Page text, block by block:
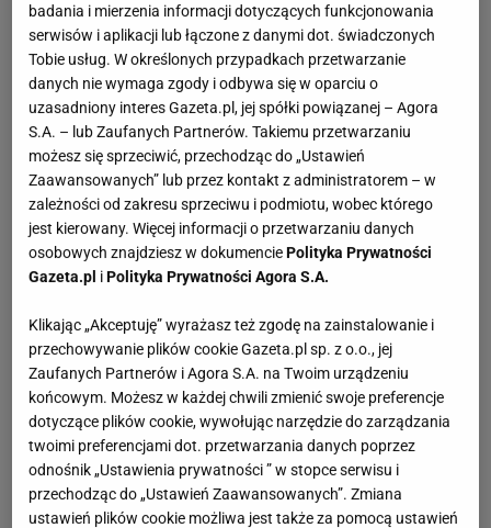
badania i mierzenia informacji dotyczących funkcjonowania
serwisów i aplikacji lub łączone z danymi dot. świadczonych
Tobie usług. W określonych przypadkach przetwarzanie
danych nie wymaga zgody i odbywa się w oparciu o
uzasadniony interes Gazeta.pl, jej spółki powiązanej – Agora
S.A. – lub Zaufanych Partnerów. Takiemu przetwarzaniu
możesz się sprzeciwić, przechodząc do „Ustawień
Zaawansowanych” lub przez kontakt z administratorem – w
zależności od zakresu sprzeciwu i podmiotu, wobec którego
jest kierowany. Więcej informacji o przetwarzaniu danych
osobowych znajdziesz w dokumenciePolityka Prywatności
Gazeta.pl iPolityka Prywatności Agora S.A.
Klikając „Akceptuję” wyrażasz też zgodę na zainstalowanie i
przechowywanie plików cookie Gazeta.pl sp. z o.o., jej
Zaufanych Partnerów i Agora S.A. na Twoim urządzeniu
końcowym. Możesz w każdej chwili zmienić swoje preferencje
dotyczące plików cookie, wywołując narzędzie do zarządzania
twoimi preferencjami dot. przetwarzania danych poprzez
odnośnik „Ustawienia prywatności ” w stopce serwisu i
przechodząc do „Ustawień Zaawansowanych”. Zmiana
ustawień plików cookie możliwa jest także za pomocą ustawień